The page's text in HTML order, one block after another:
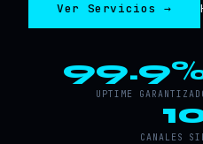
Ver Servicios →
UPTIME
CANALES